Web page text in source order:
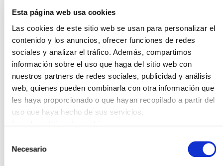
Esta página web usa cookies
Las cookies de este sitio web se usan para personalizar el
contenido y los anuncios, ofrecer funciones de redes
sociales y analizar el tráfico. Además, compartimos
información sobre el uso que haga del sitio web con
nuestros partners de redes sociales, publicidad y análisis
web, quienes pueden combinarla con otra información que
les haya proporcionado o que hayan recopilado a partir del
uso que haya hecho de sus servicios.
Necesario
salarial, es una política de creación de empleo y que es
perfectamente posible si se acepta una distribución de
la riqueza más justa. Es necesario, además, abordar el
reparto del trabajo, tanto del productivo como el del
reproductivo.
5. Aumentos de salarios por
encima del IPC y niveles dignos de
coberturas sociales
capacidad de compra de bienes y servicios. Si no hay
empleo y si las condiciones de trabajo son cada vez